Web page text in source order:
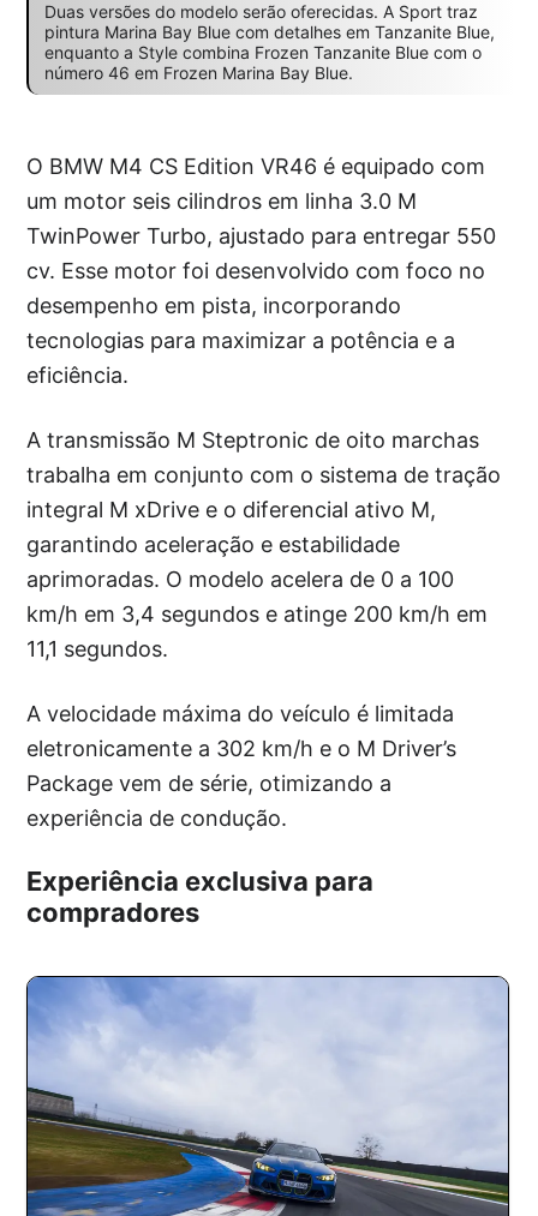
Duas versões do modelo serão oferecidas. A Sport traz
pintura Marina Bay Blue com detalhes em Tanzanite Blue,
enquanto a Style combina Frozen Tanzanite Blue com o
número 46 em Frozen Marina Bay Blue.
O BMW M4 CS Edition VR46 é equipado com
um motor seis cilindros em linha 3.0 M
TwinPower Turbo, ajustado para entregar 550
cv. Esse motor foi desenvolvido com foco no
desempenho em pista, incorporando
tecnologias para maximizar a potência e a
eficiência.
A transmissão M Steptronic de oito marchas
trabalha em conjunto com o sistema de tração
integral M xDrive e o diferencial ativo M,
garantindo aceleração e estabilidade
aprimoradas. O modelo acelera de 0 a 100
km/h em 3,4 segundos e atinge 200 km/h em
11,1 segundos.
A velocidade máxima do veículo é limitada
eletronicamente a 302 km/h e o M Driver’s
Package vem de série, otimizando a
experiência de condução.
Experiência exclusiva para
compradores